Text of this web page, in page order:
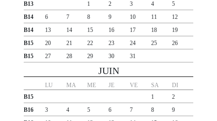
B13
1 2 3 4
5
B14
6 7 8 9 10 11
12
B14
13 14 15 16 17 18
19
B15
20 21 22 23 24 25
26
B15
27 28 29 30 31
JUIN
LU MA ME JE VE SA
DI
B15
1
2
B16
3 4 5 6 7 8
9